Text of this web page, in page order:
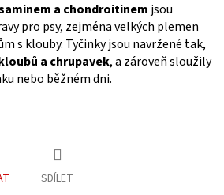
a chondroitinemjsou
pro psy, zejména velkých plemen
s klouby. Tyčinky jsou navržené tak,
a chrupavek, a zároveň sloužily
nebo běžném dni.
SDÍLET